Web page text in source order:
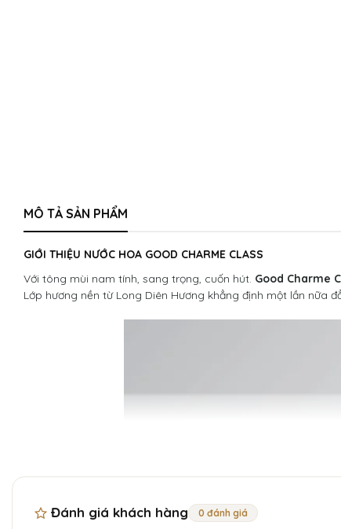
MÔ TẢ SẢN PHẨM
GIỚI THIỆU NƯỚC HOA GOOD CHARME CLASS
Với tông mùi nam tính, sang trọng, cuốn hút. Good Charme
Lớp hương nền từ Long Diên Hương khẳng định một lần nữa
Đánh giá khách hàng 0 đánh giá